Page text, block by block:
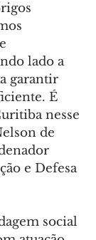
lado a
garantir
É
nesse
de
e Defesa
social